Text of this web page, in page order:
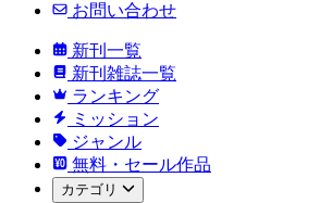
お問い合わせ
新刊一覧
新刊雑誌一覧
ランキング
ミッション
ジャンル
無料・セール作品
カテゴリ